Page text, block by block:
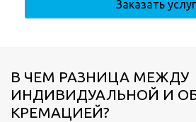
Заказать
В ЧЕМ РАЗНИЦА МЕЖДУ
ИНДИВИДУАЛЬНОЙ И
КРЕМАЦИЕЙ?